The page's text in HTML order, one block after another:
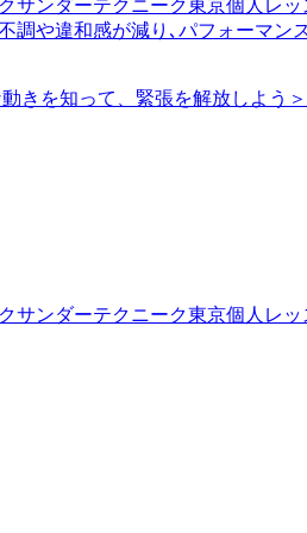
サンダーテクニーク東京個人レッ
調や違和感が減り､パフォーマン
きを知って、緊張を解放しよう
サンダーテクニーク東京個人レッ